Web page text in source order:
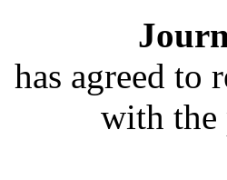
has agreed to
with the